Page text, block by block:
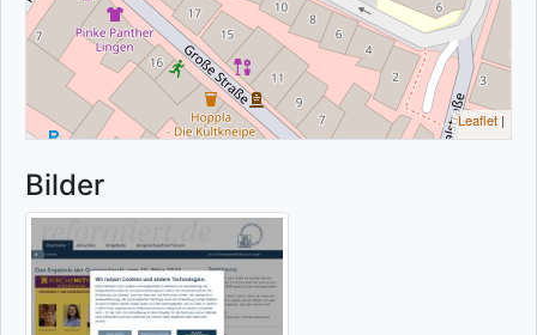
Leaflet |
Bilder